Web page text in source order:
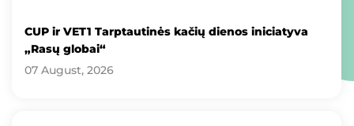
CUP ir VET1 Tarptautinės kačių dienos iniciatyva
„Rasų globai“
07 August, 2026